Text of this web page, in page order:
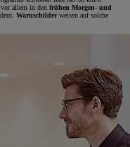
allem in den frühen Morgen- und
Warnschilderweisen auf solche